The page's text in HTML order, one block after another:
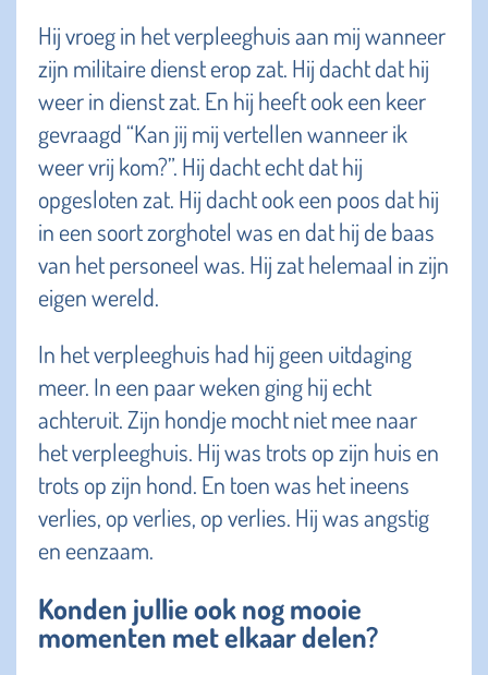
Hij vroeg in het verpleeghuis aan mij wanneer
zijn militaire dienst erop zat. Hij dacht dat hij
weer in dienst zat. En hij heeft ook een keer
gevraagd “Kan jij mij vertellen wanneer ik
weer vrij kom?”. Hij dacht echt dat hij
opgesloten zat. Hij dacht ook een poos dat hij
in een soort zorghotel was en dat hij de baas
van het personeel was. Hij zat helemaal in zijn
eigen wereld.
In het verpleeghuis had hij geen uitdaging
meer. In een paar weken ging hij echt
achteruit. Zijn hondje mocht niet mee naar
het verpleeghuis. Hij was trots op zijn huis en
trots op zijn hond. En toen was het ineens
verlies, op verlies, op verlies. Hij was angstig
en eenzaam.
Konden jullie ook nog mooie
momenten met elkaar delen?